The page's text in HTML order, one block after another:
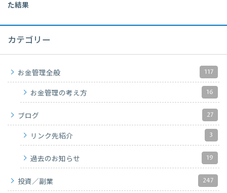
た結果
カテゴリー
お金管理全般 117
お金管理の考え方 16
ブログ 27
リンク先紹介 3
過去のお知らせ 19
投資／副業 247